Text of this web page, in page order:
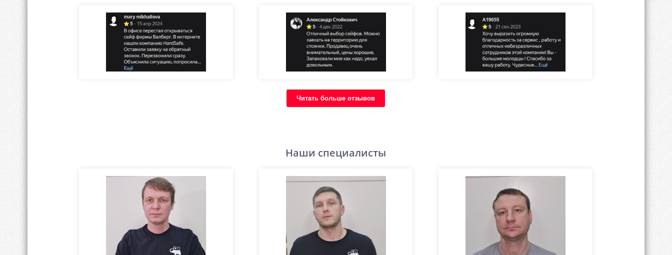
Читать больше отзывов
Наши специалисты